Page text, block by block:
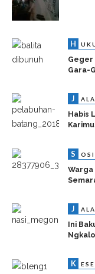
H
Geger
Gara-
J
Habis
S
Warga
J
Ini
K